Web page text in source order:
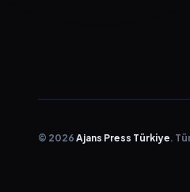
© 2026 Ajans Press Türkiye.